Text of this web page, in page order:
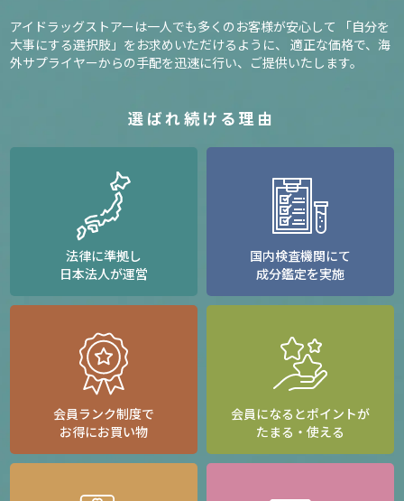
アイドラッグストアーは一人でも多くのお客様が安心して
「自分を
大事にする選択肢」をお求めいただけるように、
適正な価格で、海
外サプライヤーからの手配を迅速に行い、ご提供いたします。
選ばれ続ける理由
法律に準拠し
日本法人が運営
国内検査機関にて
成分鑑定を実施
会員ランク制度で
お得にお買い物
会員になるとポイントが
たまる・使える